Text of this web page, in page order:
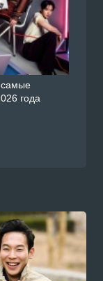
самые
года